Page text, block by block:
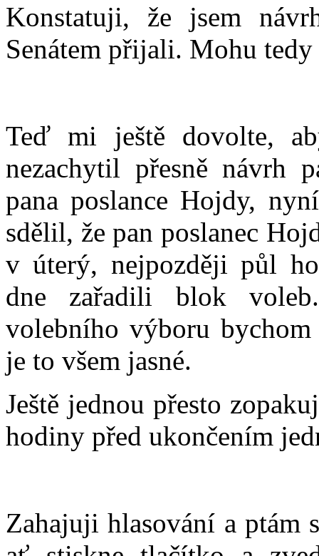
Konstatuji, že jsem
Senátem přijali. Mohu
Teď mi ještě dovolte,
nezachytil přesně návrh
pana poslance Hojdy,
sdělil, že pan poslanec
v úterý, nejpozději půl
dne zařadili blok
volebního výboru
je to všem jasné.
Ještě jednou přesto
hodiny před ukončením
Zahajuji hlasování a ptám